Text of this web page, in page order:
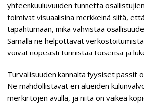
yhteenkuuluvuuden tunnetta
toimivat visuaalisina merkkeinä siitä,
tapahtumaan, mikä vahvistaa
Samalla ne helpottavat
voivat nopeasti tunnistaa toisensa ja
Turvallisuuden kannalta fyysiset passit
Ne mahdollistavat eri alueiden
merkintöjen avulla, ja niitä on vaikea